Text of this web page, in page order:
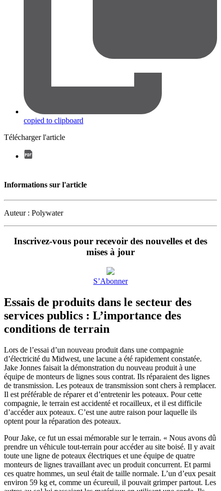
copied to clipboard
Télécharger l'article
Informations sur l'article
Auteur : Polywater
Inscrivez-vous pour recevoir des nouvelles et des
mises à jour
S’Abonner
Essais de produits dans le secteur des
services publics : L’importance des
conditions de terrain
Lors de l’essai d’un nouveau produit dans une compagnie
d’électricité du Midwest, une lacune a été rapidement constatée.
Jake Jonnes faisait la démonstration du nouveau produit à une
équipe de monteurs de lignes sous contrat. Ils réparaient des lignes
de transmission. Les poteaux de transmission sont chers à remplacer.
Il est préférable de réparer et d’entretenir les poteaux. Pour cette
compagnie, le terrain est accidenté et rocailleux, et il est difficile
d’accéder aux poteaux. C’est une autre raison pour laquelle ils
optent pour la réparation des poteaux.
Pour Jake, ce fut un essai mémorable sur le terrain. « Nous avons dû
prendre un véhicule tout-terrain pour accéder au site boisé. Il y avait
toute une ligne de poteaux électriques et une équipe de quatre
monteurs de lignes travaillant avec un produit concurrent. Et parmi
ces quatre hommes, un seul était de taille normale. L’un d’eux pesait
environ 59 kg et, comme un écureuil, il pouvait grimper partout. Les